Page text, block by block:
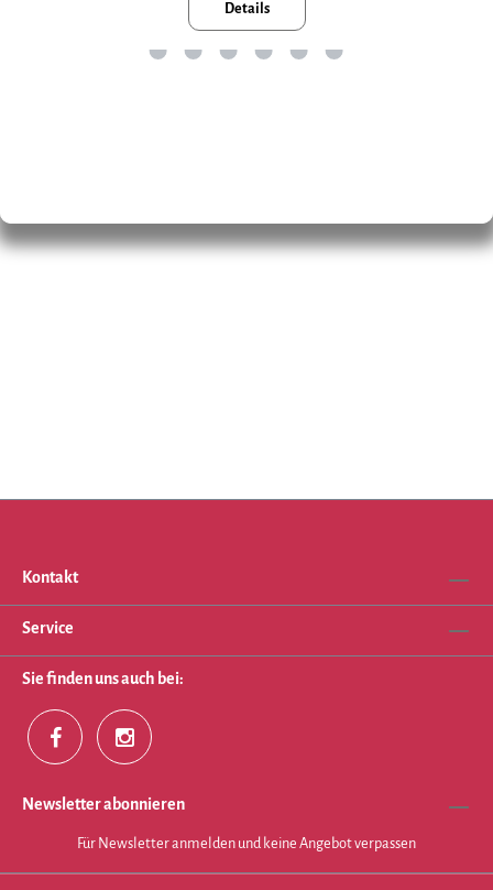
Details
Kontakt
Service
Sie finden uns auch bei:
Newsletter abonnieren
Für Newsletter anmelden und keine Angebot verpassen